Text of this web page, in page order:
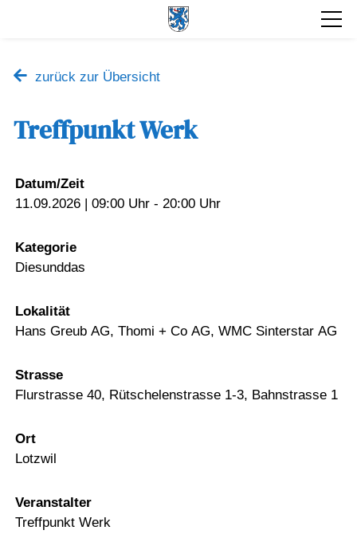
zurück zur Übersicht
Treffpunkt Werk
Datum/Zeit
11.09.2026 | 09:00 Uhr - 20:00 Uhr
Kategorie
Diesunddas
Lokalität
Hans Greub AG, Thomi + Co AG, WMC Sinterstar AG
Strasse
Flurstrasse 40, Rütschelenstrasse 1-3, Bahnstrasse 1
Ort
Lotzwil
Veranstalter
Treffpunkt Werk